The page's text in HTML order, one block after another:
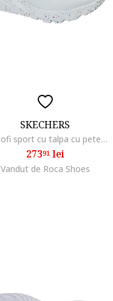
SKECHERS
Pantofi sport cu talpa cu pete decorative Uno Lite - Rainbow, Alb
27391lei
Vandut de Roca Shoes